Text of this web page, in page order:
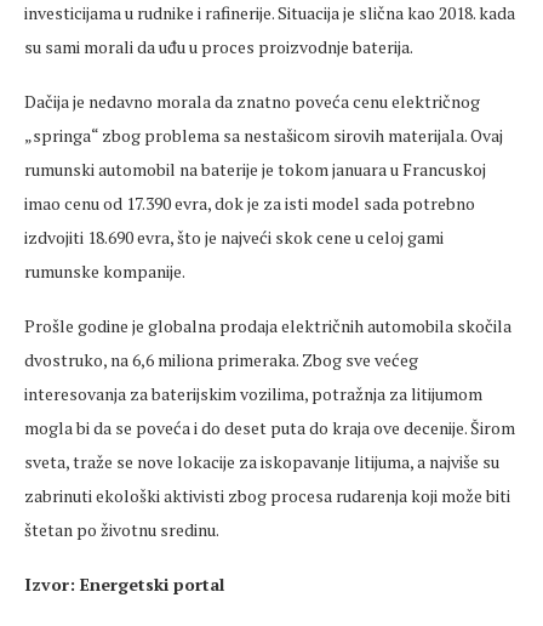
investicijama u rudnike i rafinerije. Situacija je slična kao 2018. kada
su sami morali da uđu u proces proizvodnje baterija.
Dačija je nedavno morala da znatno poveća cenu električnog
„springa“ zbog problema sa nestašicom sirovih materijala. Ovaj
rumunski automobil na baterije je tokom januara u Francuskoj
imao cenu od 17.390 evra, dok je za isti model sada potrebno
izdvojiti 18.690 evra, što je najveći skok cene u celoj gami
rumunske kompanije.
Prošle godine je globalna prodaja električnih automobila skočila
dvostruko, na 6,6 miliona primeraka. Zbog sve većeg
interesovanja za baterijskim vozilima, potražnja za litijumom
mogla bi da se poveća i do deset puta do kraja ove decenije. Širom
sveta, traže se nove lokacije za iskopavanje litijuma, a najviše su
zabrinuti ekološki aktivisti zbog procesa rudarenja koji može biti
štetan po životnu sredinu.
Izvor: Energetski portal